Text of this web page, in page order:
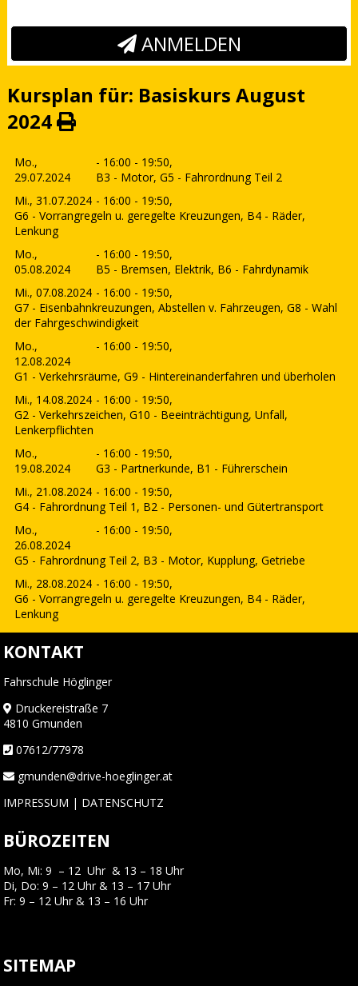
ANMELDEN
Kursplan für: Basiskurs August
2024
Mo.,
29.07.2024
- 16:00 - 19:50,
B3 - Motor, G5 - Fahrordnung Teil 2
Mi., 31.07.2024 - 16:00 - 19:50,
G6 - Vorrangregeln u. geregelte Kreuzungen, B4 - Räder,
Lenkung
Mo.,
05.08.2024
- 16:00 - 19:50,
B5 - Bremsen, Elektrik, B6 - Fahrdynamik
Mi., 07.08.2024 - 16:00 - 19:50,
G7 - Eisenbahnkreuzungen, Abstellen v. Fahrzeugen, G8 - Wahl
der Fahrgeschwindigkeit
Mo.,
12.08.2024
- 16:00 - 19:50,
G1 - Verkehrsräume, G9 - Hintereinanderfahren und überholen
Mi., 14.08.2024 - 16:00 - 19:50,
G2 - Verkehrszeichen, G10 - Beeinträchtigung, Unfall,
Lenkerpflichten
Mo.,
19.08.2024
- 16:00 - 19:50,
G3 - Partnerkunde, B1 - Führerschein
Mi., 21.08.2024 - 16:00 - 19:50,
G4 - Fahrordnung Teil 1, B2 - Personen- und Gütertransport
Mo.,
26.08.2024
- 16:00 - 19:50,
G5 - Fahrordnung Teil 2, B3 - Motor, Kupplung, Getriebe
Mi., 28.08.2024 - 16:00 - 19:50,
G6 - Vorrangregeln u. geregelte Kreuzungen, B4 - Räder,
Lenkung
KONTAKT
Fahrschule Höglinger
Druckereistraße 7
4810 Gmunden
07612/77978
gmunden@drive-hoeglinger.at
IMPRESSUM | DATENSCHUTZ
BÜROZEITEN
Mo, Mi: 9 – 12 Uhr & 13 – 18 Uhr
Di, Do: 9 – 12 Uhr & 13 – 17 Uhr
Fr: 9 – 12 Uhr & 13 – 16 Uhr
SITEMAP